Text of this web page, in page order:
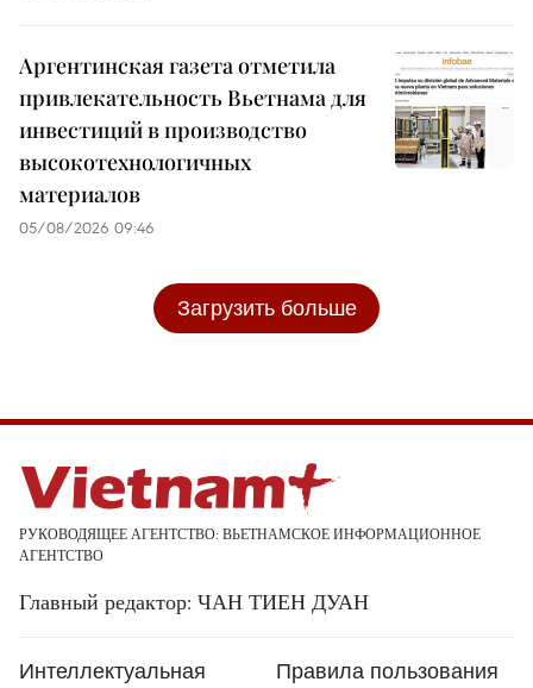
Аргентинская газета отметила
привлекательность Вьетнама для
инвестиций в производство
высокотехнологичных
материалов
05/08/2026 09:46
Загрузить больше
РУКОВОДЯЩЕЕ АГЕНТСТВО: ВЬЕТНАМСКОЕ ИНФОРМАЦИОННОЕ
АГЕНТСТВО
Главный редактор: ЧАН ТИЕН ДУАН
Интеллектуальная
Правила пользования